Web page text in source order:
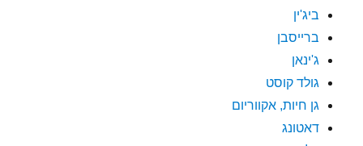
ביג'ין
ברייסבן
ג'ינאן
גולד קוסט
גן חיות, אקווריום
דאטונג